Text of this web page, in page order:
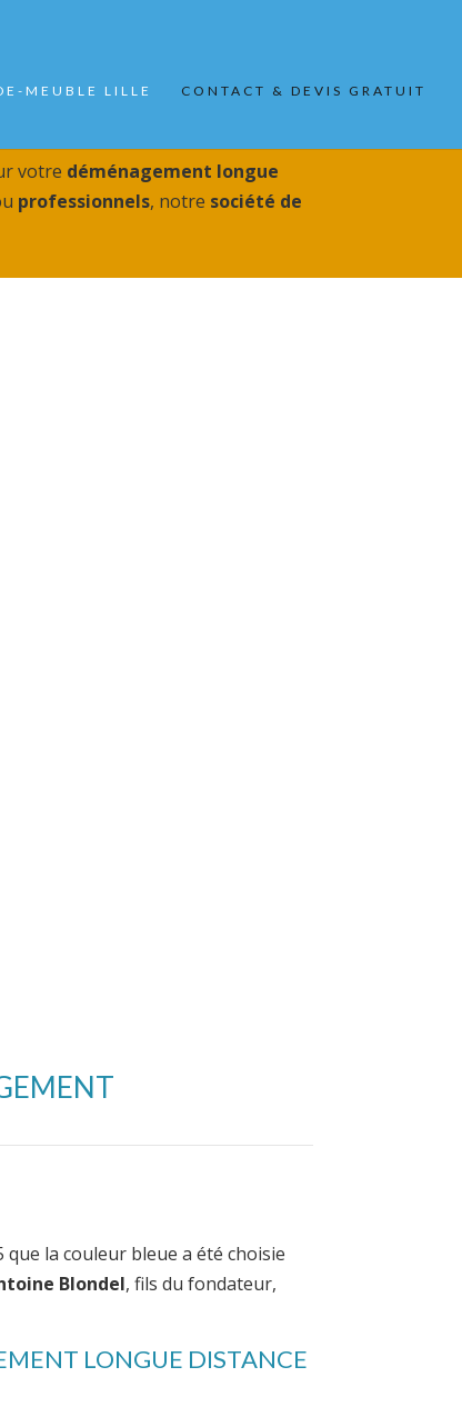
MEUBLE LILLE CONTACT & DEVIS GRATUIT
votre déménagement longue
professionnels, notre société de
que la couleur bleue a été choisie
Blondel, fils du fondateur,
LONGUE DISTANCE